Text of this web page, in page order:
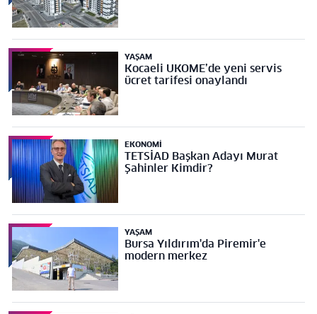
YAŞAM
Kocaeli UKOME’de yeni servis
ücret tarifesi onaylandı
EKONOMI
TETSİAD Başkan Adayı Murat
Şahinler Kimdir?
YAŞAM
Bursa Yıldırım'da Piremir'e
modern merkez